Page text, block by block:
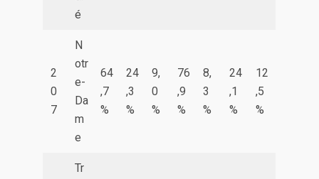
é
2
0
7
N
otr
e-
Da
m
e
64
,7
%
24
,3
%
9,
0
%
76
,9
%
8,
3
%
24
,1
%
12
,5
%
Tr